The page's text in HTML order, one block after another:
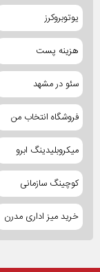
یوتوبروکرز
هزینه پست
سئو در مشهد
فروشگاه انتخاب من
میکروبلیدینگ ابرو
کوچینگ سازمانی
خرید میز اداری مدرن